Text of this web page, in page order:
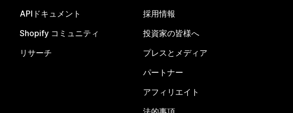
APIドキュメント
Shopify コミュニティ
リサーチ
採用情報
投資家の皆様へ
プレスとメディア
パートナー
アフィリエイト